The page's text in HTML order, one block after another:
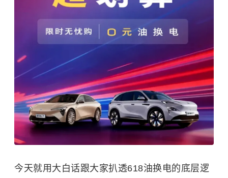
今天就用大白话跟大家扒透618油换电的底层逻